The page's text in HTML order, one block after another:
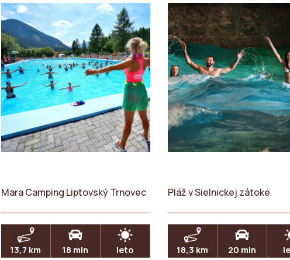
Mara Camping Liptovský Trnovec
13,7 km 18 min leto
Pláž v Sielnickej zátoke
18,3 km 20 min